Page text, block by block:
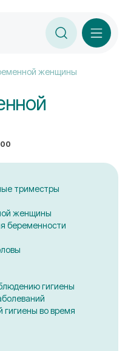
женщины
триместры
женщины
беременности
гигиены
гигиены во время